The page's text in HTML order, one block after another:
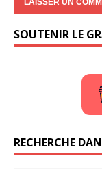
SOUTENIR LE
RECHERCHE